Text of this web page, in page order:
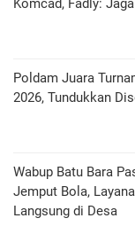
Komcad, Fadly:
Poldam Juara
2026, Tundukkan
Wabup Batu Bara
Jemput Bola,
Langsung di Desa